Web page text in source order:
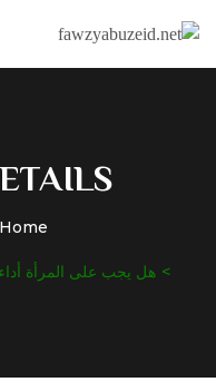
Home
هل يجب على المرأة أداء